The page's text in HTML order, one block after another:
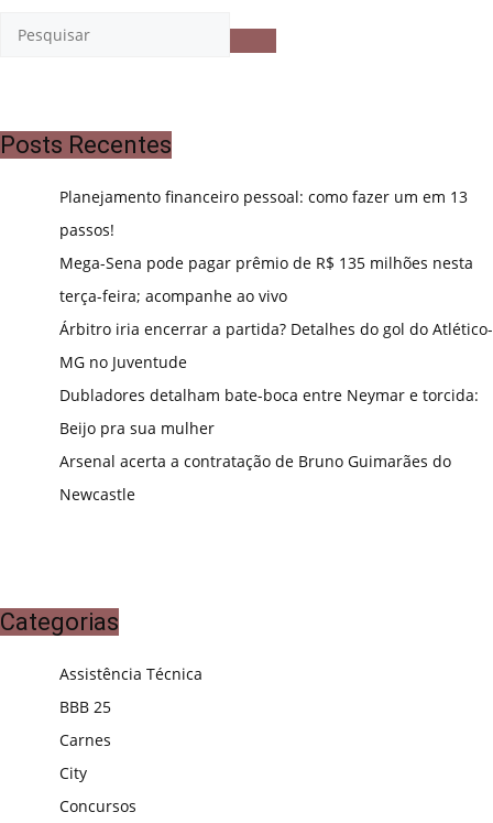
Posts Recentes
Planejamento financeiro pessoal: como fazer um em 13
passos!
Mega-Sena pode pagar prêmio de R$ 135 milhões nesta
terça-feira; acompanhe ao vivo
Árbitro iria encerrar a partida? Detalhes do gol do Atlético-
MG no Juventude
Dubladores detalham bate-boca entre Neymar e torcida:
Beijo pra sua mulher
Arsenal acerta a contratação de Bruno Guimarães do
Newcastle
Categorias
Assistência Técnica
BBB 25
Carnes
City
Concursos